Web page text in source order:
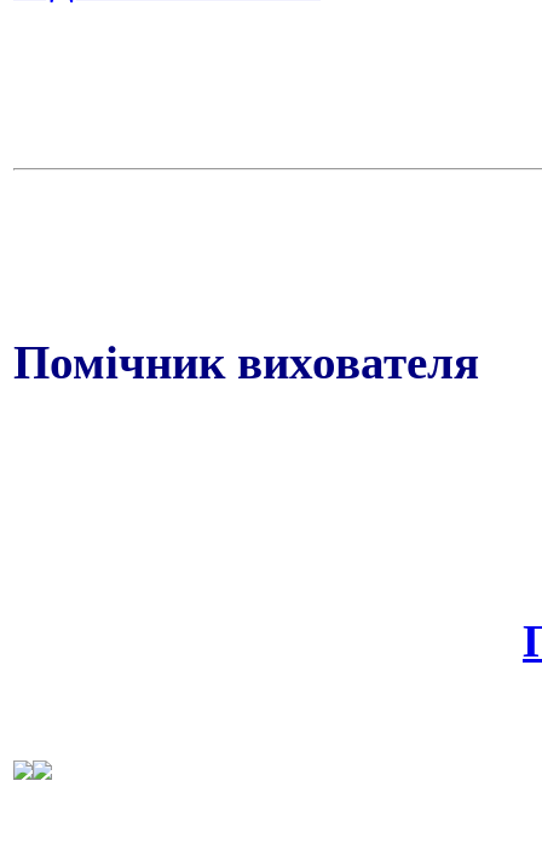
Помічник вихователя